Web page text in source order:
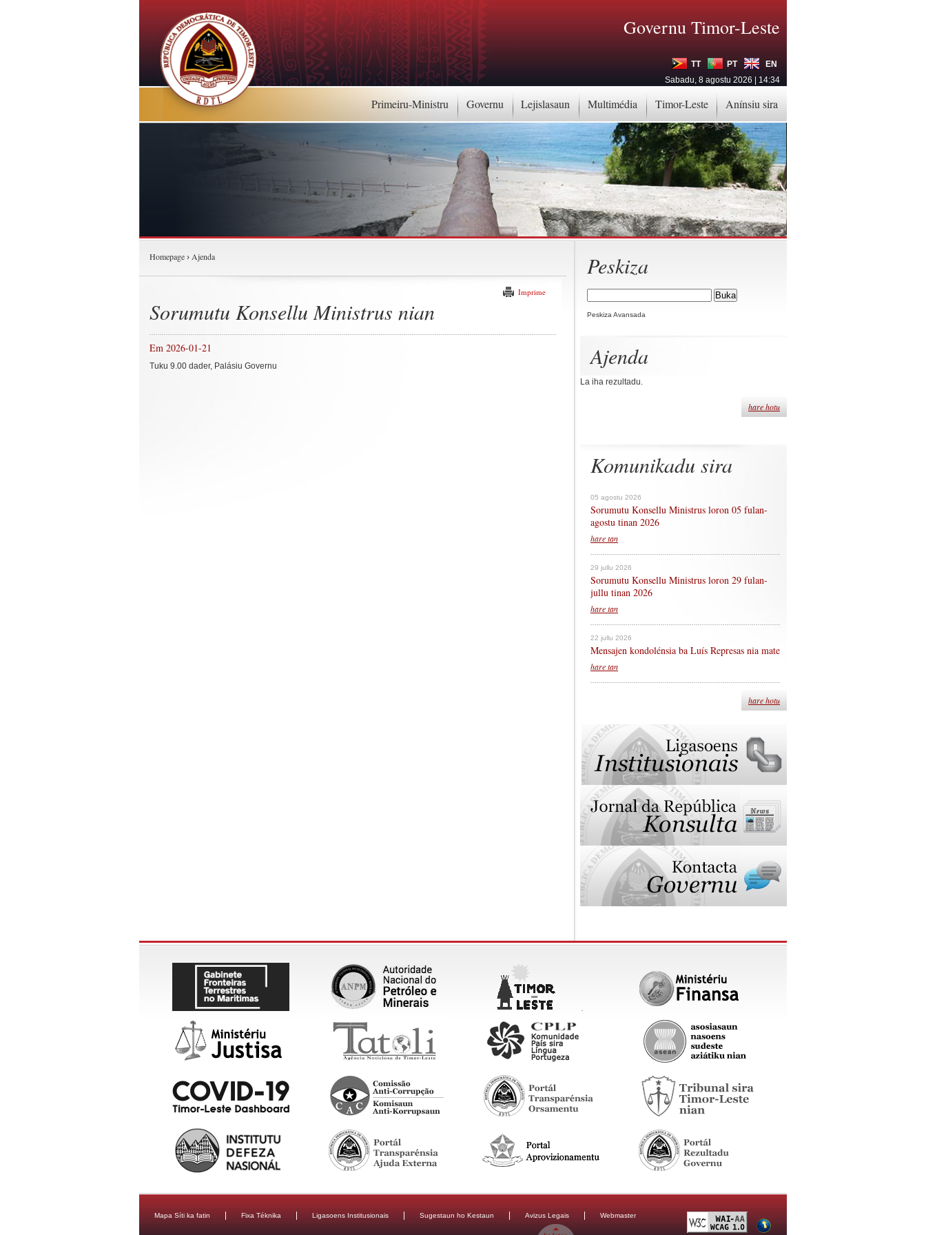
Primeiru-Ministru Governu Lejislasaun Multimédia Timor-Leste Anínsiu sira
Governu Timor-Leste
TT PT
EN
Sabadu, 8 agostu 2026 | 14:34
Peskiza
Peskiza Avansada
Ajenda
La iha rezultadu.
hare hotu
Komunikadu sira
05 agostu 2026
Sorumutu Konsellu Ministrus loron 05 fulan-
agostu tinan 2026
hare tan
29 jullu 2026
Sorumutu Konsellu Ministrus loron 29 fulan-
jullu tinan 2026
hare tan
22 jullu 2026
Mensajen kondolénsia ba Luís Represas nia mate
hare tan
hare hotu
Homepage › Ajenda
Sorumutu Konsellu Ministrus nian
Imprime
Em 2026-01-21
Tuku 9.00 dader, Palásiu Governu
Mapa Síti ka fatin Fixa Téknika Ligasoens Institusionais Sugestaun ho Kestaun Avizus Legais Webmaster